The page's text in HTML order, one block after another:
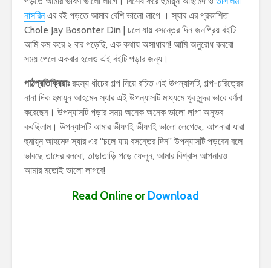
নাসরিনএর বই পড়তে আমার বেশি ভালো লাগে । স্যার এর প্রকাশিত
Chole Jay Bosonter Din | চলে যায় বসন্তের দিন জনপ্রিয় বইটি
আমি কম করে ২ বার পড়েছি, এক কথায় অসাধারণ! আমি অনুরোধ করবো
সময় পেলে একবার হলেও এই বইটি পড়ার জন্য।
পাঠপ্রতিক্রিয়াঃরহস্য ধাঁচের গল্প নিয়ে রচিত এই উপন্যাসটি, গল্প-চরিত্রের
নানা দিক হুমায়ূন আহমেদ স্যার এই উপন্যাসটি মাধ্যমে খুব সুন্দর ভাবে বর্ণনা
করেছেন। উপন্যাসটি পড়ার সময় অনেক অনেক ভালো লাগা অনুভব
করছিলাম। উপন্যাসটি আমার ভীষণই ভীষণই ভালো লেগেছে, আপনারা যারা
হুমায়ূন আহমেদ স্যার এর “চলে যায় বসন্তের দিন” উপন্যাসটি পড়বেন বলে
ভাবছে তাদের বলবো, তাড়াতাড়ি পড়ে ফেলুন, আমার বিশ্বাস আপনারও
আমার মতোই ভালো লাগবে!
Read Online or Download